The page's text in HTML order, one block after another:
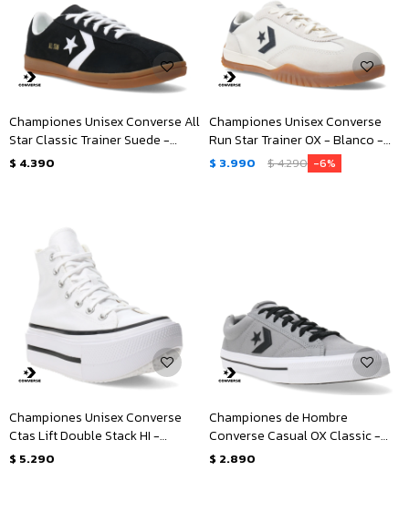
Championes Unisex Converse All
Star Classic Trainer Suede -
Negro
$ 4.390
Championes Unisex Converse
Run Star Trainer OX - Blanco -
Negro
$ 3.990 $4.290 6
Championes Unisex Converse
Ctas Lift Double Stack HI -
Blanco - Negro
$ 5.290
Championes de Hombre
Converse Casual OX Classic -
Gris - Negro - Blanco
$ 2.890